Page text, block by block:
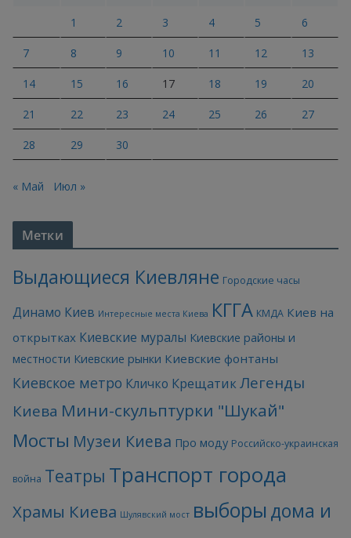
1 2 3 4 5 6
7 8 9 10 11 12 13
14 15 16 17 18 19 20
21 22 23 24 25 26 27
28 29 30
« Май Июл »
Метки
Выдающиеся Киевляне Городские часы
Динамо Киев Интересные места Киева КГГА КМДА Киев на
открытках Киевские муралы Киевские районы и
местности Киевские рынки Киевские фонтаны
Киевское метро Кличко КрещатикЛегенды
Киева Мини-скульптурки "Шукай"
Мосты Музеи Киева Про моду Российско-украинская
война Театры Транспорт города
Храмы Киева Шулявский мост выборы дома и